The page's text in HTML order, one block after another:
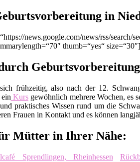
in
news.google.com/news/rss/
thumb=“yes“ size=“30″]
frühzeitig, also nach der 12.
Kursgewöhnlich mehrere Wochen, es
praktisches Wissen rund um die
Frauen in Kontakt und es können
Mütter in Ihrer Nähe:
Sprendlingen, Rheinhessen